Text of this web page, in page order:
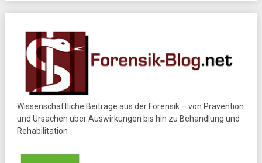
Wissenschaftliche Beiträge aus der Forensik – von Prävention
und Ursachen über Auswirkungen bis hin zu Behandlung und
Rehabilitation